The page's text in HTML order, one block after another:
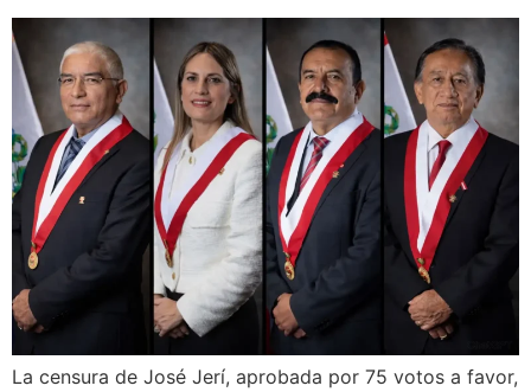
La censura de José Jerí, aprobada por 75 votos a favor,